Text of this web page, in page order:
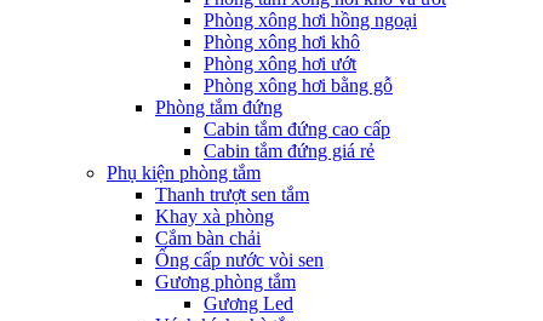
Phòng xông hơi hồng ngoại
Phòng xông hơi khô
Phòng xông hơi ướt
Phòng xông hơi bằng gỗ
Phòng tắm đứng
Cabin tắm đứng cao cấp
Cabin tắm đứng giá rẻ
Phụ kiện phòng tắm
Thanh trượt sen tắm
Khay xà phòng
Cắm bàn chải
Ống cấp nước vòi sen
Gương phòng tắm
Gương Led